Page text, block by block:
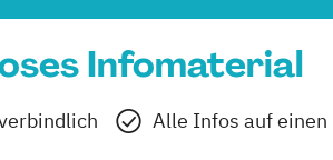
(Fernlehrgang)
EMS-Trainer:in
Infomaterial
Alle Infos auf einen